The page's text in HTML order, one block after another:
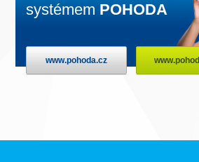
systémem POHODA
www.pohoda.cz